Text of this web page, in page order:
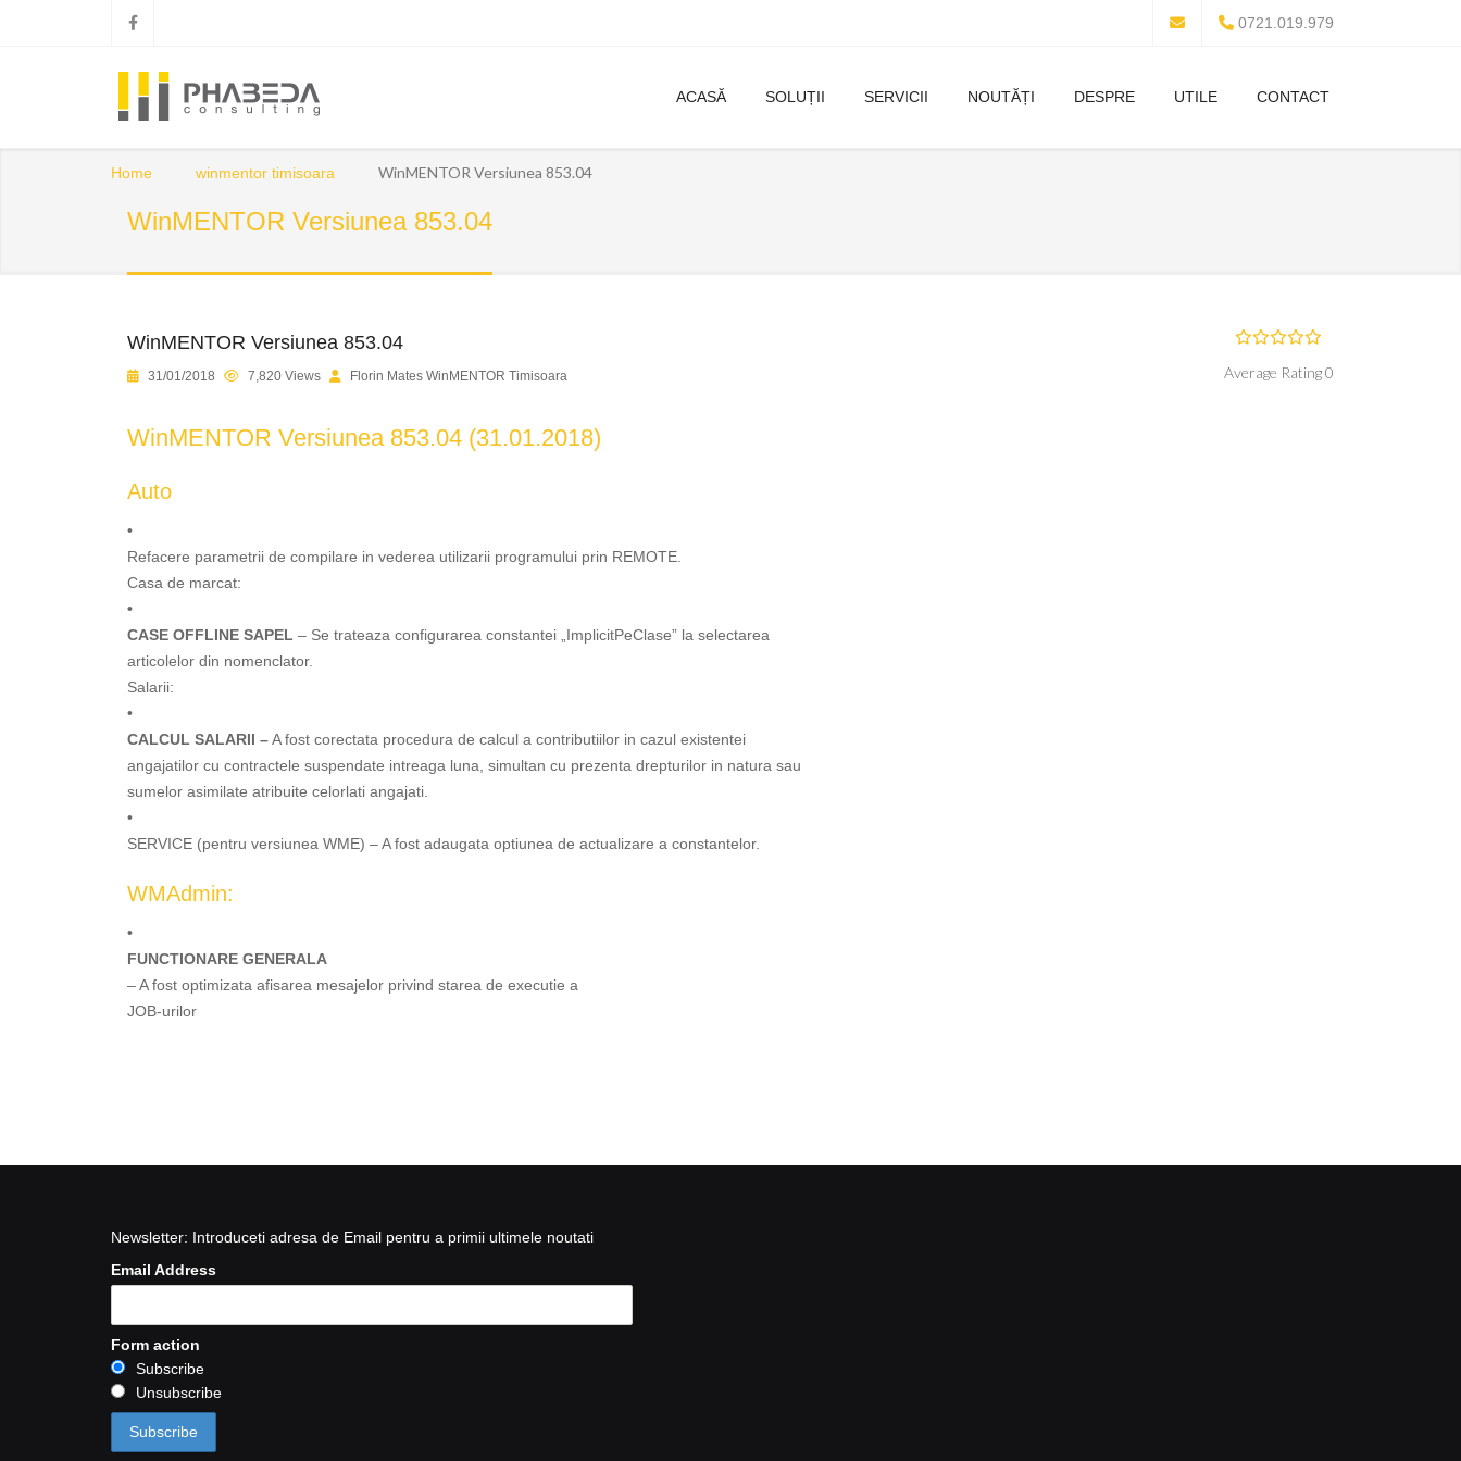
0721.019.979
ACASĂ SOLUȚII SERVICII NOUTĂȚI DESPRE UTILE CONTACT
WinMENTOR Versiunea 853.04
Home winmentor timisoara WinMENTOR Versiunea 853.04
WinMENTOR Versiunea 853.04
1 2 3 4 5
Average Rating 0
31/01/2018 7,820 Views Florin Mates WinMENTOR Timisoara
WinMENTOR Versiunea 853.04 (31.01.2018)
Auto
•
Refacere parametrii de compilare in vederea utilizarii programului prin REMOTE.
Casa de marcat:
•
CASE OFFLINE SAPEL – Se trateaza configurarea constantei „ImplicitPeClase” la selectarea
articolelor din nomenclator.
Salarii:
•
CALCUL SALARII –A fost corectata procedura de calcul a contributiilor in cazul existentei
angajatilor cu contractele suspendate intreaga luna, simultan cu prezenta drepturilor in natura sau
sumelor asimilate atribuite celorlati angajati.
•
SERVICE (pentru versiunea WME) – A fost adaugata optiunea de actualizare a constantelor.
WMAdmin:
•
FUNCTIONARE GENERALA
– A fost optimizata afisarea mesajelor privind starea de executie a
JOB-urilor
Newsletter: Introduceti adresa de Email pentru a primii ultimele noutati
Email Address
Form action
Subscribe
Unsubscribe